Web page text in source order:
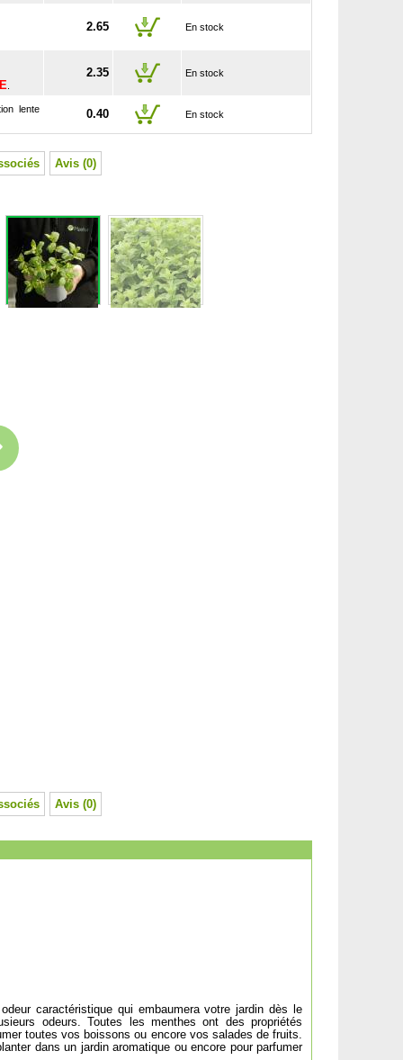
2.65 En stock
2.35 En stock
lente 0.40 En stock
Avis (0)
Avis (0)
caractéristique qui embaumera votre jardin dès le
odeurs. Toutes les menthes ont des propriétés
toutes vos boissons ou encore vos salades de fruits.
dans un jardin aromatique ou encore pour parfumer